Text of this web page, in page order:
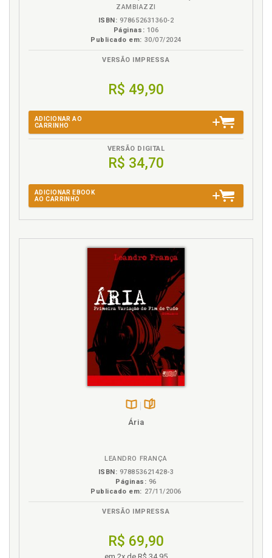
ZAMBIAZZI
ISBN: 978652631360-2
Páginas: 106
Publicado em: 30/07/2024
VERSÃO IMPRESSA
R$ 49,90
ADICIONAR AO
CARRINHO
VERSÃO DIGITAL
R$ 34,70
ADICIONAR EBOOK
AO CARRINHO
Disponível
Ária
LEANDRO FRANÇA
ISBN: 978853621428-3
Páginas: 96
Publicado em: 27/11/2006
VERSÃO IMPRESSA
R$ 69,90